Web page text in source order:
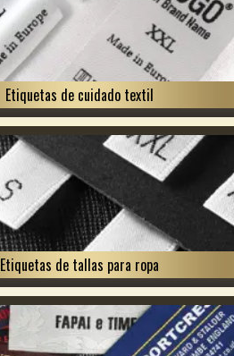
Etiquetas de cuidado textil
Etiquetas de tallas para ropa